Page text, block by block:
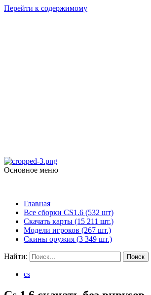
Перейти к содержимому
Основное меню
Главная
Все сборки CS1.6 (532 шт)
Скачать карты (15 211 шт.)
Модели игроков (267 шт.)
Скины оружия (3 349 шт.)
Найти:
cs